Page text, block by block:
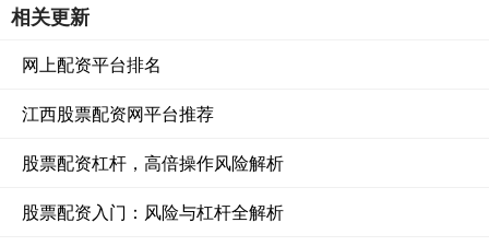
相关更新
网上配资平台排名
江西股票配资网平台推荐
股票配资杠杆，高倍操作风险解析
股票配资入门：风险与杠杆全解析